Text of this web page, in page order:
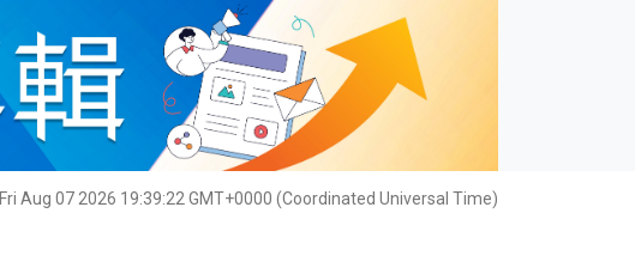
Fri Aug 07 2026 19:39:24 GMT+0000 (Coordinated Universal Time)
名家榜 灼見活動 關於我們